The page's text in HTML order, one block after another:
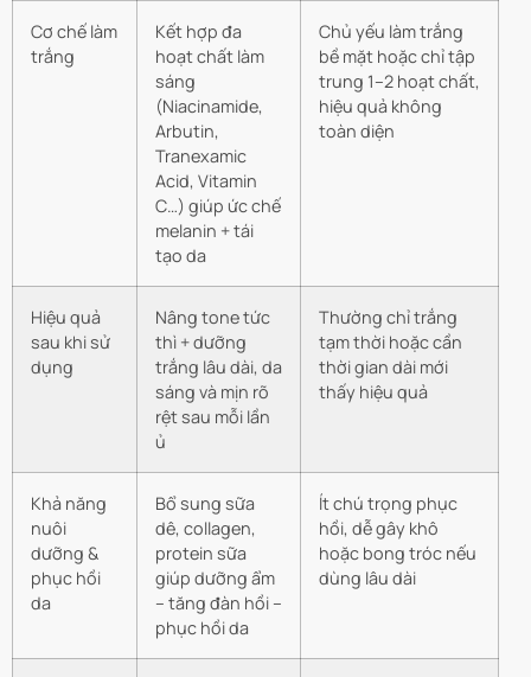
Cơ chế làm
trắng
Kết hợp đa
hoạt chất làm
sáng
(Niacinamide,
Arbutin,
Tranexamic
Acid, Vitamin
C…) giúp ức chế
melanin + tái
tạo da
Chủ yếu làm trắng
bề mặt hoặc chỉ tập
trung 1–2 hoạt chất,
hiệu quả không
toàn diện
Hiệu quả
sau khi sử
dụng
Nâng tone tức
thì + dưỡng
trắng lâu dài, da
sáng và mịn rõ
rệt sau mỗi lần
ủ
Thường chỉ trắng
tạm thời hoặc cần
thời gian dài mới
thấy hiệu quả
Khả năng
nuôi
dưỡng &
phục hồi
da
Bổ sung sữa
dê, collagen,
protein sữa
giúp dưỡng ẩm
– tăng đàn hồi –
phục hồi da
Ít chú trọng phục
hồi, dễ gây khô
hoặc bong tróc nếu
dùng lâu dài